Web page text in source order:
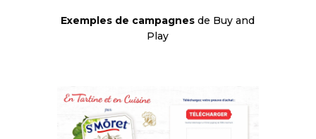
Exemples de campagnes de Buy and
Play